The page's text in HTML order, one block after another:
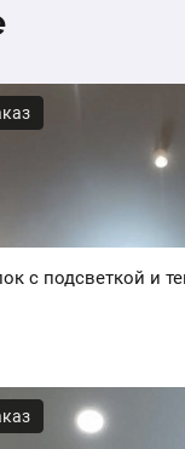
с подсветкой и